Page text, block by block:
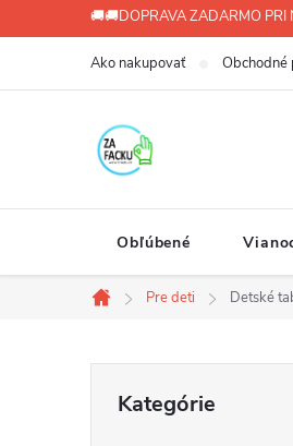
na
🚚🚚DOPRAVA ZADARMO PRI
Ako nakupovať Obchodné
Obľúbené
Domov
Pre deti Detské
kategórie
Kategórie